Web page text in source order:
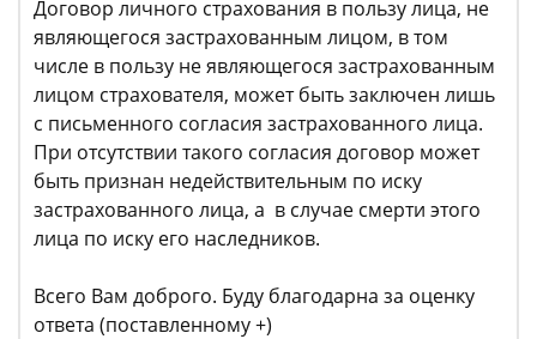
Договор личного страхования в пользу лица, не
являющегося застрахованным лицом, в том
числе в пользу не являющегося застрахованным
лицом страхователя, может быть заключен лишь
с письменного согласия застрахованного лица.
При отсутствии такого согласия договор может
быть признан недействительным по иску
застрахованного лица, а в случае смерти этого
лица по иску его наследников.
Всего Вам доброго. Буду благодарна за оценку
ответа (поставленному +)